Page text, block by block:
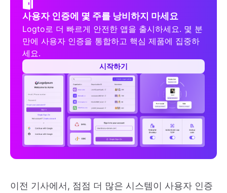
사용자 인증에 몇 주를 낭비하지 마세요
Logto로 더 빠르게 안전한 앱을 출시하세요. 몇 분
만에 사용자 인증을 통합하고 핵심 제품에 집중하
세요.
시작하기
이전 기사에서, 점점 더 많은 시스템이 사용자 인증